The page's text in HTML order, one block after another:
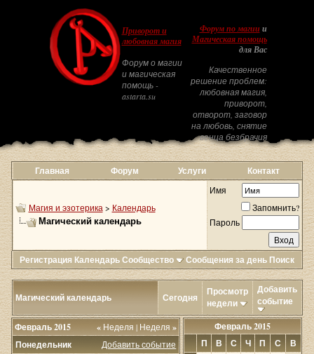
Приворот и
любовная магия
Форум о магии
и магическая
помощь -
astarta.su
Форум по магиии
Магическая помощь
для Вас
Качественное
решение проблем:
любовная магия,
приворот,
отворот, заговор
на любовь, снятие
венца безбрачия
Главная Форум Услуги Контакт
Магия и эзотерика > Календарь
Магический календарь
Имя
Запомнить?
Пароль
Регистрация КалендарьСообщество Сообщения за день Поиск
Магический календарь Сегодня
Просмотр
недели
Добавить
событие
« Неделя | Неделя»
Февраль 2015
Добавить событие
Понедельник
Февраль 2015
П
В С Ч П С В